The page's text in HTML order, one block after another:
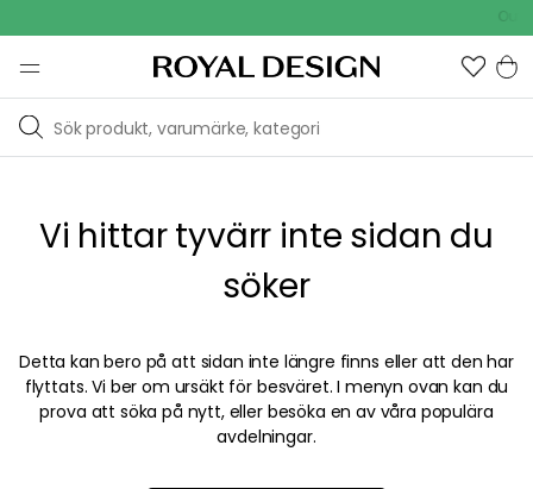
Vi hittar tyvärr inte sidan du
söker
Detta kan bero på att sidan inte längre finns eller att den har
flyttats. Vi ber om ursäkt för besväret. I menyn ovan kan du
prova att söka på nytt, eller besöka en av våra populära
avdelningar.